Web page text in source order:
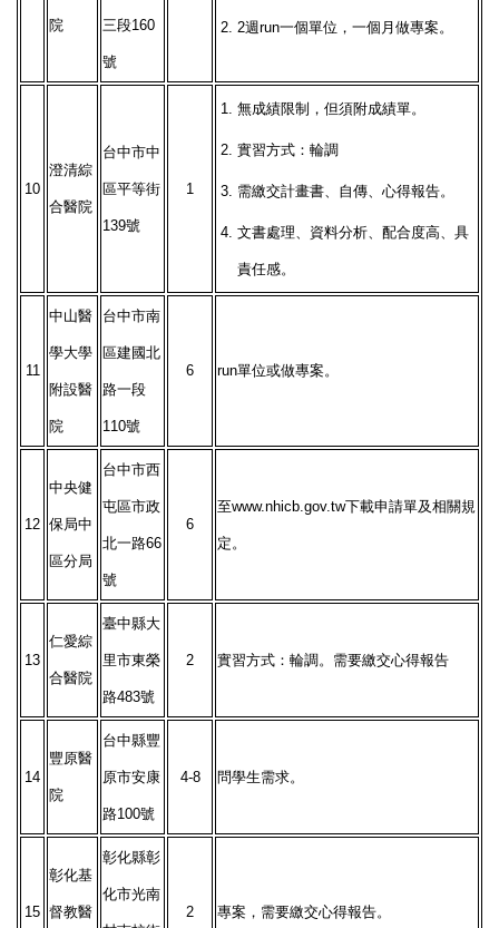
院 三段160
號
2. 2週run一個單位，一個月做專案。
10
澄清綜
合醫院
台中市中
區平等街
139號
1
1. 無成績限制，但須附成績單。
2. 實習方式：輪調
3. 需繳交計畫書、自傳、心得報告。
4. 文書處理、資料分析、配合度高、具
責任感。
11
中山醫
學大學
附設醫
院
台中市南
區建國北
路一段
110號
6 run單位或做專案。
12
中央健
保局中
區分局
台中市西
屯區市政
北一路66
號
6
至www.nhicb.gov.tw下載申請單及相關規
定。
13
仁愛綜
合醫院
臺中縣大
里市東榮
路483號
2 實習方式：輪調。需要繳交心得報告
14
豐原醫
院
台中縣豐
原市安康
路100號
4-8 問學生需求。
15
彰化基
督教醫
彰化縣彰
化市光南
2 專案，需要繳交心得報告。